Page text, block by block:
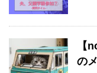
【
の